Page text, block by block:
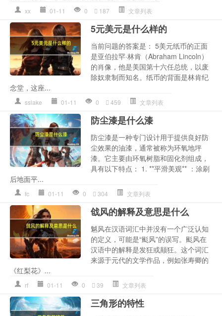
xx 01-11 0 187 文章列表
5元美元是什么样的
当前问题的答案是： 5美元纸币的正面
是亚伯拉罕·林肯（Abraham Lincoln）
的肖像，他是美国第十六任总统，以废
除奴隶制而知名。纸币的背面是林肯纪
念堂，这座...
sslake 01-11 0 459 文章列表
防尘漆是什么漆
防尘漆是一种专门设计用于提供良好防
尘效果的油漆，通常被称为环氧地坪
漆。它主要由环氧树脂和固化剂组成，
具有以下特点： 1. **平滑美观** ：涂刷
后地面平...
fc 01-11 0 304 文章列表
戗风的解释及意思是什么
魆风在汉语词汇中并没有一个广泛认知
的定义，可能是“颩风”的误写。颩风在
汉语中的解释是发狂或颠狂。这个词汇
来源于元代的文学作品，例如张寿卿的
《红梨花》...
rf 01-11 0 39 文章列表
三角形的特性